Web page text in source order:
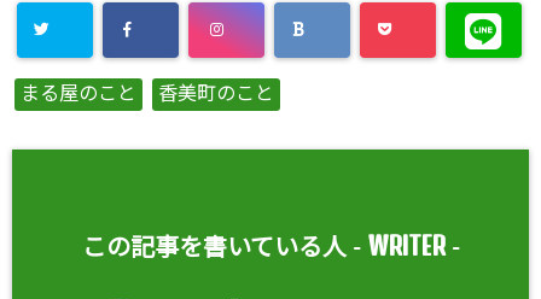
まる屋のこと 香美町のこと
この記事を書いている人 - WRITER-